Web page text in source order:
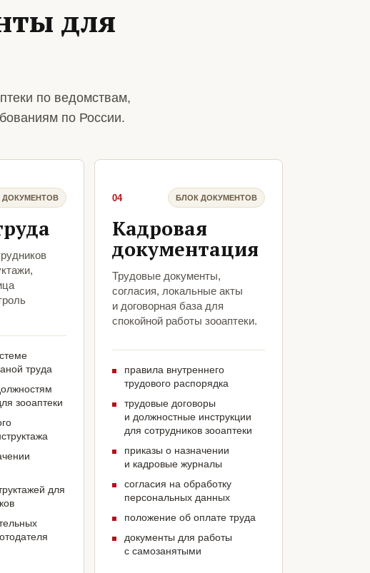
для
по ведомствам,
по России.
ДОКУМЕНТОВ
труда
зооаптеки
для
04 БЛОК ДОКУМЕНТОВ
Кадровая
документация
Трудовые документы,
согласия, локальные акты
и договорная база для
спокойной работы зооаптеки.
правила внутреннего
трудового распорядка
трудовые договоры
и должностные инструкции
для сотрудников зооаптеки
приказы о назначении
и кадровые журналы
согласия на обработку
персональных данных
положение об оплате труда
документы для работы
с самозанятыми